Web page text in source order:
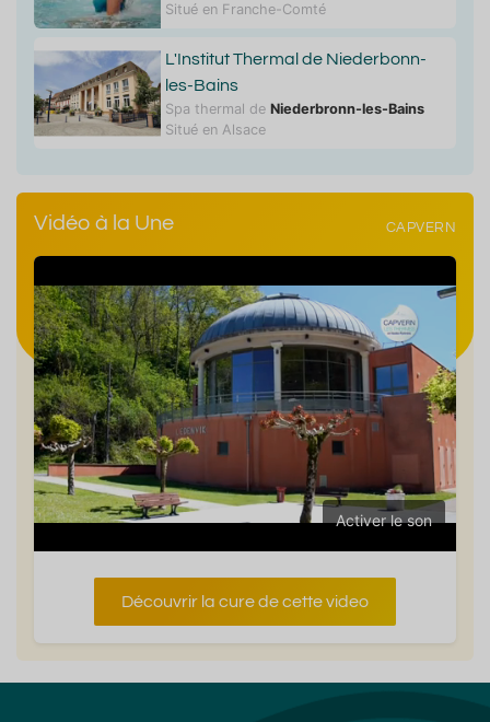
Situé en Franche-Comté
L'Institut Thermal de Niederbonn-
les-Bains
Spa thermal de Niederbronn-les-Bains
Situé en Alsace
Vidéo à la Une CAPVERN
Activer le son
Découvrir la cure de cette video